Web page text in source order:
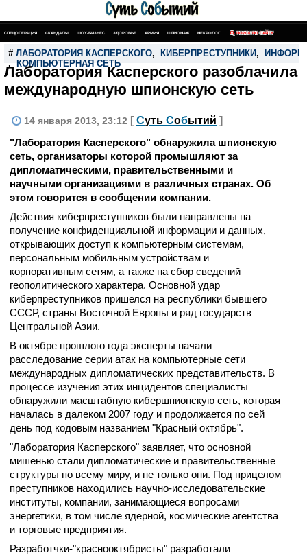
СПЕЦОПЕРАЦИЯ СКАНДАЛЫ ШОУ-БИЗНЕС ЗДОРОВЬЕ АРМИЯ ШПИОНАЖ НЕКРОЛОГ ПОИСК ПО САЙТУ
# ЛАБОРАТОРИЯ КАСПЕРСКОГО, КИБЕРПРЕСТУПНИКИ ,
,
КОМПЬЮТЕРНАЯ СЕТЬ
Лаборатория Касперского разоблачила
международную шпионскую сеть
14 января 2013, 23:12 [ Суть Событий ]
"Лаборатория Касперского" обнаружила шпионскую
сеть, организаторы которой промышляют за
дипломатическими, правительственными и
научными организациями в различных странах. Об
этом говорится в сообщении компании.
Действия киберпреступников были направлены на
получение конфиденциальной информации и данных,
открывающих доступ к компьютерным системам,
персональным мобильным устройствам и
корпоративным сетям, а также на сбор сведений
геополитического характера. Основной удар
киберпреступников пришелся на республики бывшего
СССР, страны Восточной Европы и ряд государств
Центральной Азии.
В октябре прошлого года эксперты начали
расследование серии атак на компьютерные сети
международных дипломатических представительств. В
процессе изучения этих инцидентов специалисты
обнаружили масштабную кибершпионскую сеть, которая
началась в далеком 2007 году и продолжается по сей
день под кодовым названием "Красный октябрь".
"Лаборатория Касперского" заявляет, что основной
мишенью стали дипломатические и правительственные
структуры по всему миру, и не только они. Под прицелом
преступников находились научно-исследовательские
институты, компании, занимающиеся вопросами
энергетики, в том числе ядерной, космические агентства
и торговые предприятия.
Разработчки-"краснооктябристы" разработали